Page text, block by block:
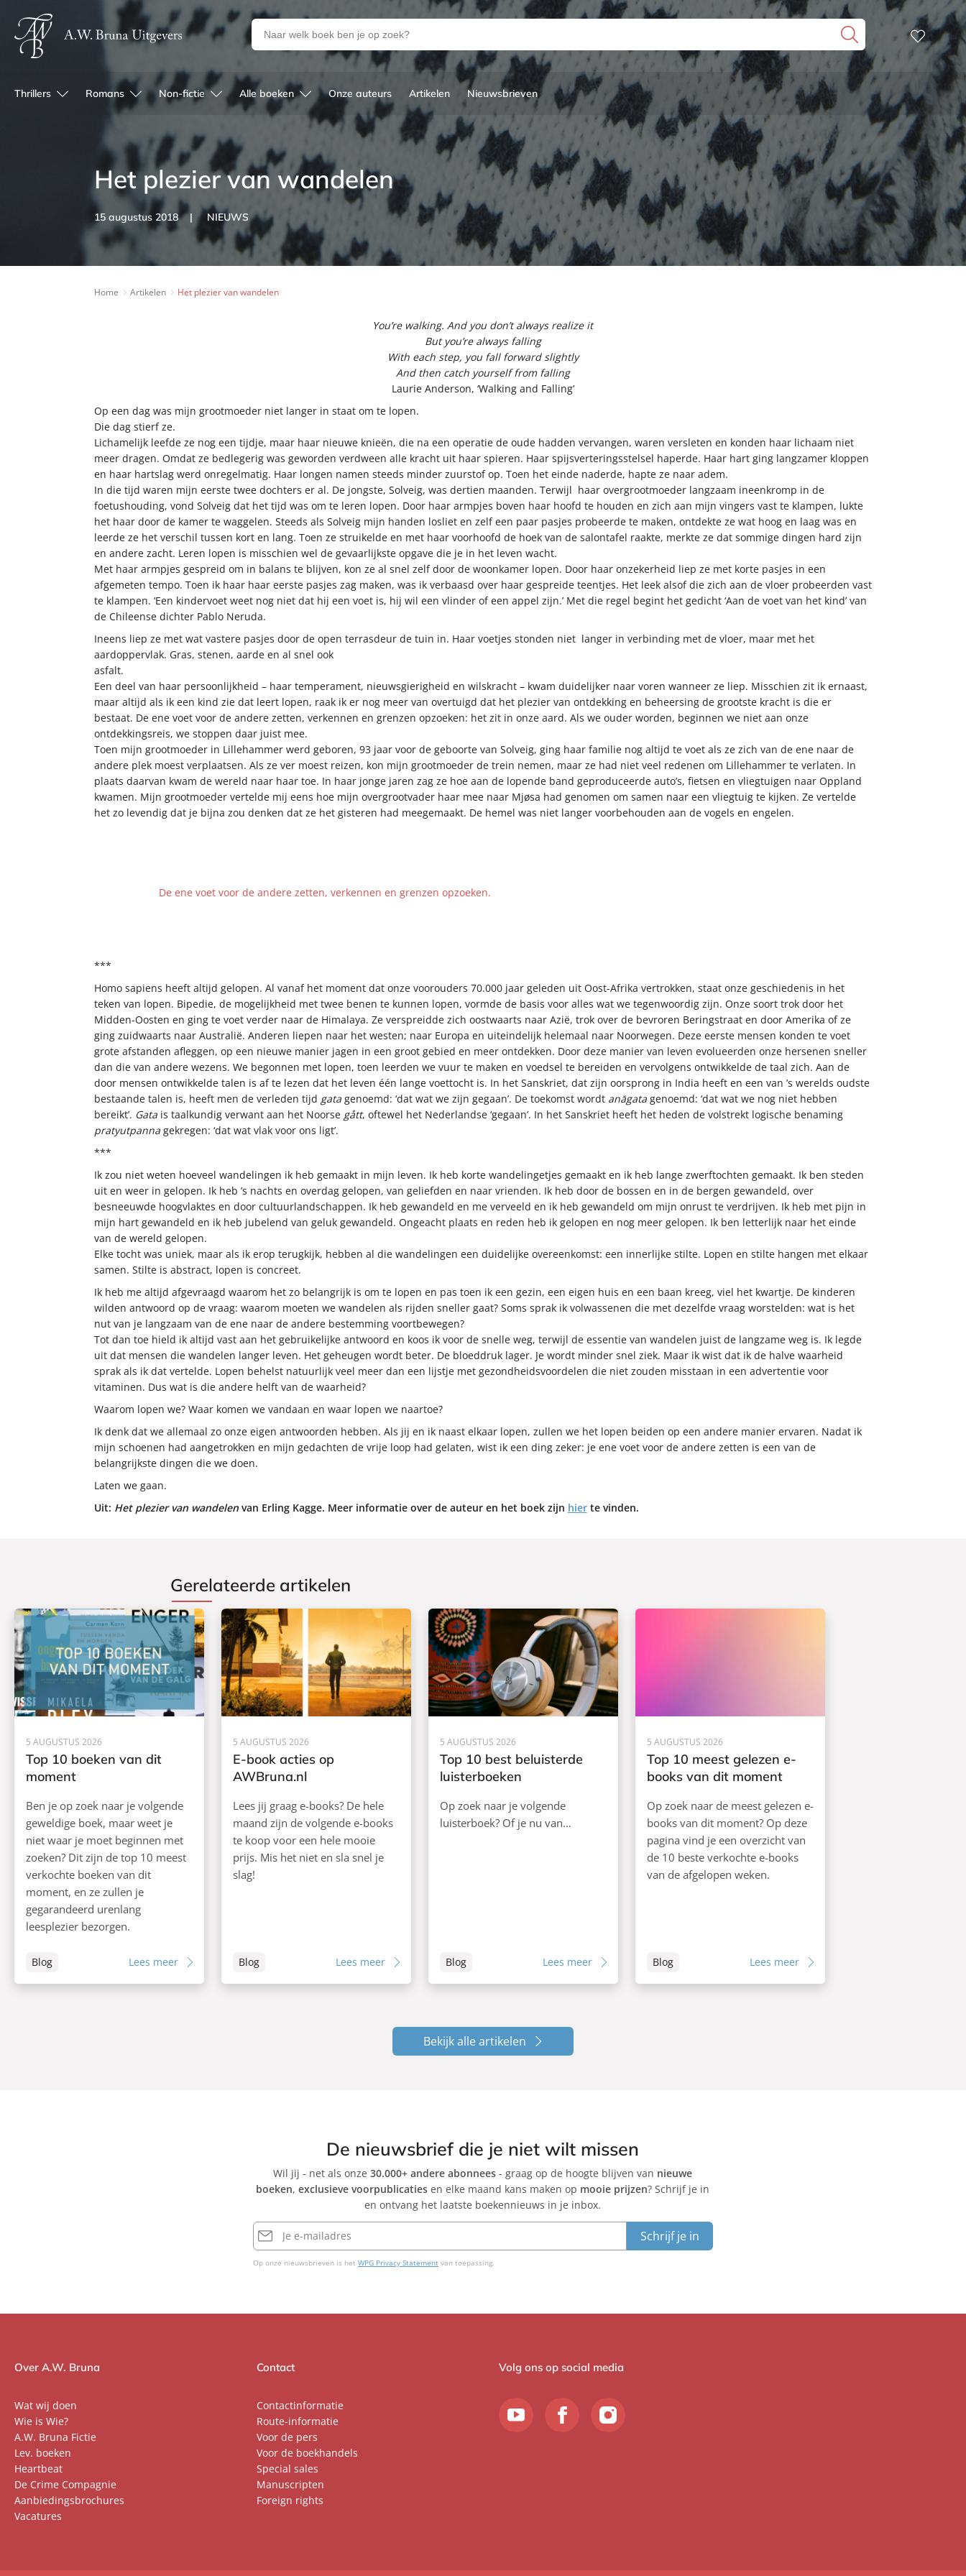
Zoeken
naar
auteurs
en
uitgevers
Thrillers Romans Non-fictie Alle boeken Onze auteurs Artikelen Nieuwsbrieven
Het plezier van wandelen
15 augustus 2018 NIEUWS
Home Artikelen Het plezier van wandelen
You’re walking. And you don’t always realize it
But you’re always falling
With each step, you fall forward slightly
And then catch yourself from falling
Laurie Anderson, ‘Walking and Falling’
Op een dag was mijn grootmoeder niet langer in staat om te lopen.
Die dag stierf ze.
Lichamelijk leefde ze nog een tijdje, maar haar nieuwe knieën, die na een operatie de oude hadden vervangen, waren versleten en konden haar lichaam niet
meer dragen. Omdat ze bedlegerig was geworden verdween alle kracht uit haar spieren. Haar spijsverteringsstelsel haperde. Haar hart ging langzamer kloppen
en haar hartslag werd onregelmatig. Haar longen namen steeds minder zuurstof op. Toen het einde naderde, hapte ze naar adem.
In die tijd waren mijn eerste twee dochters er al. De jongste, Solveig, was dertien maanden. Terwijl haar overgrootmoeder langzaam ineenkromp in de
foetushouding, vond Solveig dat het tijd was om te leren lopen. Door haar armpjes boven haar hoofd te houden en zich aan mijn vingers vast te klampen, lukte
het haar door de kamer te waggelen. Steeds als Solveig mijn handen losliet en zelf een paar pasjes probeerde te maken, ontdekte ze wat hoog en laag was en
leerde ze het verschil tussen kort en lang. Toen ze struikelde en met haar voorhoofd de hoek van de salontafel raakte, merkte ze dat sommige dingen hard zijn
en andere zacht. Leren lopen is misschien wel de gevaarlijkste opgave die je in het leven wacht.
Met haar armpjes gespreid om in balans te blijven, kon ze al snel zelf door de woonkamer lopen. Door haar onzekerheid liep ze met korte pasjes in een
afgemeten tempo. Toen ik haar haar eerste pasjes zag maken, was ik verbaasd over haar gespreide teentjes. Het leek alsof die zich aan de vloer probeerden vast
te klampen. ‘Een kindervoet weet nog niet dat hij een voet is, hij wil een vlinder of een appel zijn.’ Met die regel begint het gedicht ‘Aan de voet van het kind’ van
de Chileense dichter Pablo Neruda.
Ineens liep ze met wat vastere pasjes door de open terrasdeur de tuin in. Haar voetjes stonden niet langer in verbinding met de vloer, maar met het
aardoppervlak. Gras, stenen, aarde en al snel ook
asfalt.
Een deel van haar persoonlijkheid – haar temperament, nieuwsgierigheid en wilskracht – kwam duidelijker naar voren wanneer ze liep. Misschien zit ik ernaast,
maar altijd als ik een kind zie dat leert lopen, raak ik er nog meer van overtuigd dat het plezier van ontdekking en beheersing de grootste kracht is die er
bestaat. De ene voet voor de andere zetten, verkennen en grenzen opzoeken: het zit in onze aard. Als we ouder worden, beginnen we niet aan onze
ontdekkingsreis, we stoppen daar juist mee.
Toen mijn grootmoeder in Lillehammer werd geboren, 93 jaar voor de geboorte van Solveig, ging haar familie nog altijd te voet als ze zich van de ene naar de
andere plek moest verplaatsen. Als ze ver moest reizen, kon mijn grootmoeder de trein nemen, maar ze had niet veel redenen om Lillehammer te verlaten. In
plaats daarvan kwam de wereld naar haar toe. In haar jonge jaren zag ze hoe aan de lopende band geproduceerde auto’s, fietsen en vliegtuigen naar Oppland
kwamen. Mijn grootmoeder vertelde mij eens hoe mijn overgrootvader haar mee naar Mjøsa had genomen om samen naar een vliegtuig te kijken. Ze vertelde
het zo levendig dat je bijna zou denken dat ze het gisteren had meegemaakt. De hemel was niet langer voorbehouden aan de vogels en engelen.
De ene voet voor de andere zetten, verkennen en grenzen opzoeken.
***
Homo sapiens heeft altijd gelopen. Al vanaf het moment dat onze voorouders 70.000 jaar geleden uit Oost-Afrika vertrokken, staat onze geschiedenis in het
teken van lopen. Bipedie, de mogelijkheid met twee benen te kunnen lopen, vormde de basis voor alles wat we tegenwoordig zijn. Onze soort trok door het
Midden-Oosten en ging te voet verder naar de Himalaya. Ze verspreidde zich oostwaarts naar Azië, trok over de bevroren Beringstraat en door Amerika of ze
ging zuidwaarts naar Australië. Anderen liepen naar het westen; naar Europa en uiteindelijk helemaal naar Noorwegen. Deze eerste mensen konden te voet
grote afstanden afleggen, op een nieuwe manier jagen in een groot gebied en meer ontdekken. Door deze manier van leven evolueerden onze hersenen sneller
dan die van andere wezens. We begonnen met lopen, toen leerden we vuur te maken en voedsel te bereiden en vervolgens ontwikkelde de taal zich. Aan de
door mensen ontwikkelde talen is af te lezen dat het leven één lange voettocht is. In het Sanskriet, dat zijn oorsprong in India heeft en een van ’s werelds oudste
bestaande talen is, heeft men de verleden tijd gatagenoemd: ‘dat wat we zijn gegaan’. De toekomst wordt anāgatagenoemd: ‘dat wat we nog niet hebben
bereikt’. Gatais taalkundig verwant aan het Noorse gått, oftewel het Nederlandse ‘gegaan’. In het Sanskriet heeft het heden de volstrekt logische benaming
pratyutpannagekregen: ‘dat wat vlak voor ons ligt’.
***
Ik zou niet weten hoeveel wandelingen ik heb gemaakt in mijn leven. Ik heb korte wandelingetjes gemaakt en ik heb lange zwerftochten gemaakt. Ik ben steden
uit en weer in gelopen. Ik heb ’s nachts en overdag gelopen, van geliefden en naar vrienden. Ik heb door de bossen en in de bergen gewandeld, over
besneeuwde hoogvlaktes en door cultuurlandschappen. Ik heb gewandeld en me verveeld en ik heb gewandeld om mijn onrust te verdrijven. Ik heb met pijn in
mijn hart gewandeld en ik heb jubelend van geluk gewandeld. Ongeacht plaats en reden heb ik gelopen en nog meer gelopen. Ik ben letterlijk naar het einde
van de wereld gelopen.
Elke tocht was uniek, maar als ik erop terugkijk, hebben al die wandelingen een duidelijke overeenkomst: een innerlijke stilte. Lopen en stilte hangen met elkaar
samen. Stilte is abstract, lopen is concreet.
Ik heb me altijd afgevraagd waarom het zo belangrijk is om te lopen en pas toen ik een gezin, een eigen huis en een baan kreeg, viel het kwartje. De kinderen
wilden antwoord op de vraag: waarom moeten we wandelen als rijden sneller gaat? Soms sprak ik volwassenen die met dezelfde vraag worstelden: wat is het
nut van je langzaam van de ene naar de andere bestemming voortbewegen?
Tot dan toe hield ik altijd vast aan het gebruikelijke antwoord en koos ik voor de snelle weg, terwijl de essentie van wandelen juist de langzame weg is. Ik legde
uit dat mensen die wandelen langer leven. Het geheugen wordt beter. De bloeddruk lager. Je wordt minder snel ziek. Maar ik wist dat ik de halve waarheid
sprak als ik dat vertelde. Lopen behelst natuurlijk veel meer dan een lijstje met gezondheidsvoordelen die niet zouden misstaan in een advertentie voor
vitaminen. Dus wat is die andere helft van de waarheid?
Waarom lopen we? Waar komen we vandaan en waar lopen we naartoe?
Ik denk dat we allemaal zo onze eigen antwoorden hebben. Als jij en ik naast elkaar lopen, zullen we het lopen beiden op een andere manier ervaren. Nadat ik
mijn schoenen had aangetrokken en mijn gedachten de vrije loop had gelaten, wist ik een ding zeker: je ene voet voor de andere zetten is een van de
belangrijkste dingen die we doen.
Laten we gaan.
Uit: Het plezier van wandelenvan Erling Kagge. Meer informatie over de auteur en het boek zijn hierte vinden.
Gerelateerde artikelen
5 AUGUSTUS 2026
Top 10 boeken van dit
moment
Ben je op zoek naar je volgende
geweldige boek, maar weet je
niet waar je moet beginnen met
zoeken? Dit zijn de top 10 meest
verkochte boeken van dit
moment, en ze zullen je
gegarandeerd urenlang
leesplezier bezorgen.
Blog Lees meer
5 AUGUSTUS 2026
E-book acties op
AWBruna.nl
Lees jij graag e-books? De hele
maand zijn de volgende e-books
te koop voor een hele mooie
prijs. Mis het niet en sla snel je
slag!
Blog Lees meer
5 AUGUSTUS 2026
Top 10 best beluisterde
luisterboeken
Op zoek naar je volgende
luisterboek? Of je nu van…
Blog Lees meer
5 AUGUSTUS 2026
Top 10 meest gelezen e-
books van dit moment
Op zoek naar de meest gelezen e-
books van dit moment? Op deze
pagina vind je een overzicht van
de 10 beste verkochte e-books
van de afgelopen weken.
Blog Lees meer
Bekijk alle artikelen
De nieuwsbrief die je niet wilt missen
Wil jij - net als onze30.000+ andere abonnees - graag op de hoogte blijven van nieuwe
boeken,exclusieve voorpublicaties en elke maand kans maken op mooie prijzen? Schrijf je in
en ontvang het laatste boekennieuws in je inbox.
E-
mailadres
Schrijf je in
Op onze nieuwsbrieven is het WPG Privacy Statementvan toepassing.
Over A.W. Bruna
Wat wij doen
Wie is Wie?
A.W. Bruna Fictie
Lev. boeken
Heartbeat
De Crime Compagnie
Aanbiedingsbrochures
Vacatures
Contact
Contactinformatie
Route-informatie
Voor de pers
Voor de boekhandels
Special sales
Manuscripten
Foreign rights
Volg ons op social media